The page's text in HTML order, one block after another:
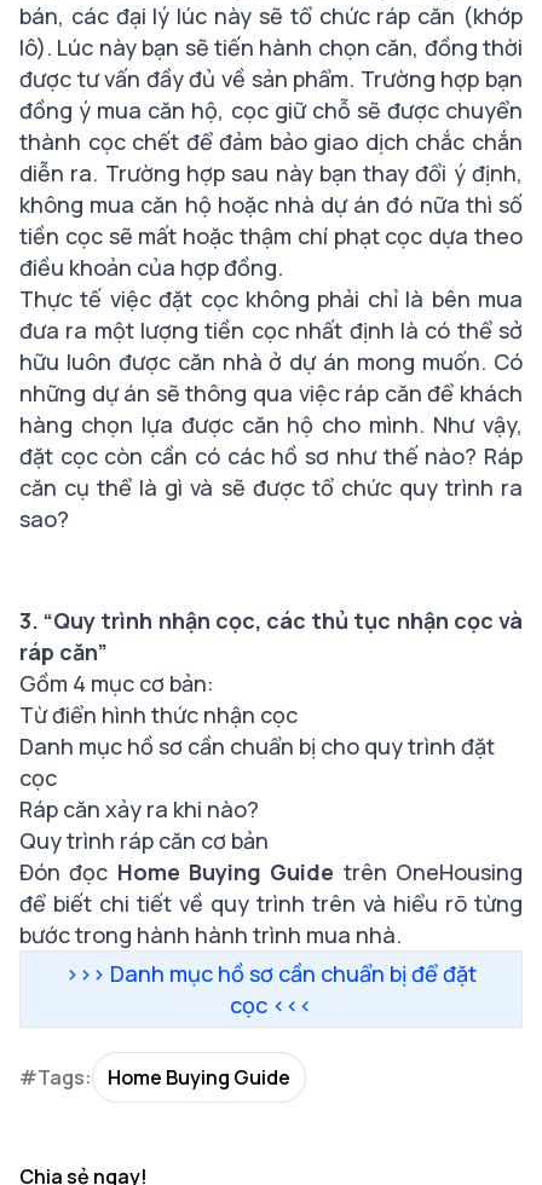
bán, các đại lý lúc này sẽ tổ chức ráp căn (khớp
lô). Lúc này bạn sẽ tiến hành chọn căn, đồng thời
được tư vấn đầy đủ về sản phẩm. Trường hợp bạn
đồng ý mua căn hộ, cọc giữ chỗ sẽ được chuyển
thành cọc chết để đảm bảo giao dịch chắc chắn
diễn ra. Trường hợp sau này bạn thay đổi ý định,
không mua căn hộ hoặc nhà dự án đó nữa thì số
tiền cọc sẽ mất hoặc thậm chí phạt cọc dựa theo
điều khoản của hợp đồng.
Thực tế việc đặt cọc không phải chỉ là bên mua
đưa ra một lượng tiền cọc nhất định là có thể sở
hữu luôn được căn nhà ở dự án mong muốn. Có
những dự án sẽ thông qua việc ráp căn để khách
hàng chọn lựa được căn hộ cho mình. Như vậy,
đặt cọc còn cần có các hồ sơ như thế nào? Ráp
căn cụ thể là gì và sẽ được tổ chức quy trình ra
sao?
3. “Quy trình nhận cọc, các thủ tục nhận cọc và
ráp căn”
Gồm 4 mục cơ bản:
Từ điển hình thức nhận cọc
Danh mục hồ sơ cần chuẩn bị cho quy trình đặt
cọc
Ráp căn xảy ra khi nào?
Quy trình ráp căn cơ bản
Đón đọc Home Buying Guide trên OneHousing
để biết chi tiết về quy trình trên và hiểu rõ từng
bước trong hành hành trình mua nhà.
>>> Danh mục hồ sơ cần chuẩn bị để đặt
cọc <<<
#Tags: Home Buying Guide
Chia sẻ ngay!